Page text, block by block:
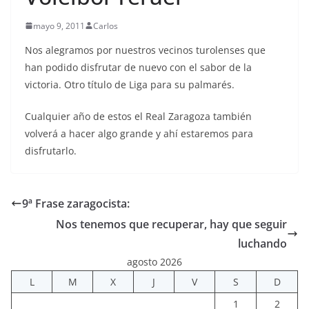
mayo 9, 2011 Carlos
Nos alegramos por nuestros vecinos turolenses que
han podido disfrutar de nuevo con el sabor de la
victoria. Otro título de Liga para su palmarés.
Cualquier año de estos el Real Zaragoza también
volverá a hacer algo grande y ahí estaremos para
disfrutarlo.
9ª Frase zaragocista:
Nos tenemos que recuperar, hay que seguir
luchando
agosto 2026
L
M X J V S
D
1
2